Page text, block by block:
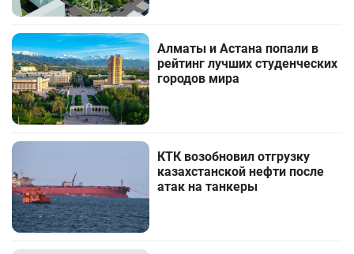
Алматы и Астана попали в
рейтинг лучших студенческих
городов мира
КТК возобновил отгрузку
казахстанской нефти после
атак на танкеры